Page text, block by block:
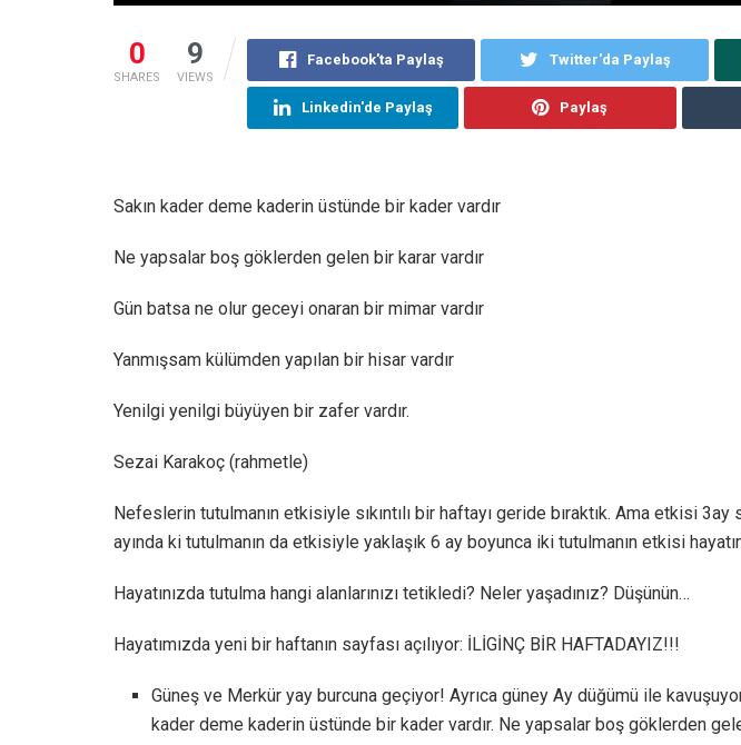
0
SHARES
9
VIEWS
Facebook'ta Paylaş Twitter'da Paylaş
Linkedin'de Paylaş Paylaş
Sakın kader deme kaderin üstünde bir kader vardır
Ne yapsalar boş göklerden gelen bir karar vardır
Gün batsa ne olur geceyi onaran bir mimar vardır
Yanmışsam külümden yapılan bir hisar vardır
Yenilgi yenilgi büyüyen bir zafer vardır.
Sezai Karakoç (rahmetle)
Nefeslerin tutulmanın etkisiyle sıkıntılı bir haftayı geride bıraktık. Ama etkisi
ayında ki tutulmanın da etkisiyle yaklaşık 6 ay boyunca iki tutulmanın etkisi
Hayatınızda tutulma hangi alanlarınızı tetikledi? Neler yaşadınız? Düşünün…
Hayatımızda yeni bir haftanın sayfası açılıyor: İLİGİNÇ BİR HAFTADAYIZ!!!
Güneş ve Merkür yay burcuna geçiyor! Ayrıca güney Ay düğümü ile
kader deme kaderin üstünde bir kader vardır. Ne yapsalar boş göklerden